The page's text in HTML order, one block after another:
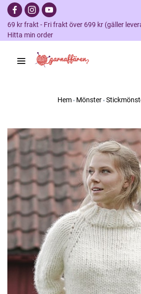
69 kr frakt - Fri frakt över 699 kr (gäller
Hitta min order
Hem Mönster